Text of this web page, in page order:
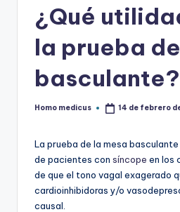
¿Qué
la prueba
basculante?
Publicado
Homo medicus 14 de febrero
La prueba de la mesa
de pacientes con síncope en los
de que el tono vagal exagerado
cardioinhibidoras y/o
causal.